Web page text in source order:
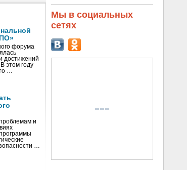
форума
достижений
этом году
…
и
…
Мы в социальных
сетях